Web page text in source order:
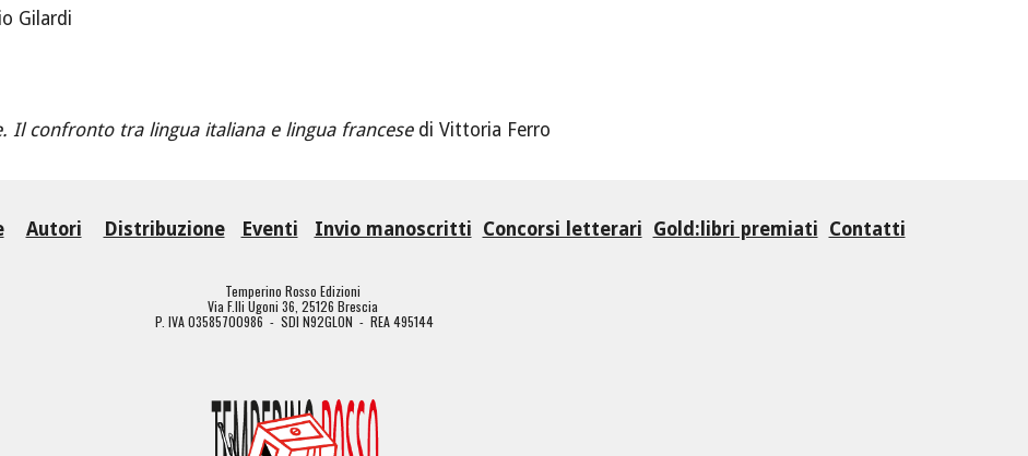
Gilardi
Il confronto tra lingua italiana e lingua francese di Vittoria Ferro
Autori Distribuzione Eventi Invio manoscritti Concorsi letterari Gold:libri premiati Contatti
Temperino Rosso Edizioni
Via F.lli Ugoni 36, 25126 Brescia
P. IVA 03585700986 - SDI N92GLON - REA 495144